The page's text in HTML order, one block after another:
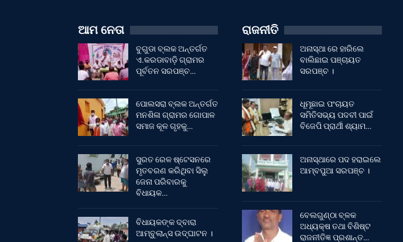
ଆମ ନେତା
ବୁଗୁଡା ବ୍ଲକ ଅନ୍ତର୍ଗତ
ଏ.କରଡାବାଡ଼ି ଗ୍ରାମର
ପୂର୍ବତନ ସରପଞ୍ଚ…
ପୋଲସରା ବ୍ଲକ ଅନ୍ତର୍ଗତ
ମନଶିଳା ଗ୍ରାମର ଗୋପାଳ
ସମାଜ କୂଳ ଗୃହକୁ…
ସୁରତ ରେଳ ଷ୍ଟେସନରେ
ମୃତବରଣ କରିଥିବା ସିଲୁ
ଜେନା ପରିବାରକୁ
ବିଧାୟକ…
ବିଧାୟକଙ୍କ ଦ୍ବାରା
ଆମ୍ବୁଲାନ୍ସ ଉଦ୍‌ଘାଟନ ।
ରାଜନୀତି
ଅନାସ୍ଥା ରେ ହାରିଲେ
ବାଲିଛାଇ ପଞ୍ଚାୟତ
ସରପଞ୍ଚ ।
ଧୂମୂଛାଇ ପଂଚାୟତ
ସମିତିସଭ୍ୟ ପଦବୀ ପାଇଁ
ବିଜେପି ପ୍ରାର୍ଥୀ ଶ୍ୟାମ…
ଅନାସ୍ଥାରେ ପଦ ହରାଇଲେ
ଆମ୍ବପୁଆ ସରପଞ୍ଚ ।
ବେଲଗୁଣ୍ଠା ବ୍ଳକ
ଅଧ୍ୟକ୍ଷ ତଥା ବିଶିଷ୍ଟ
ରାଜନୀତିଜ୍ଞ ପ୍ରଶାନ୍ତ…